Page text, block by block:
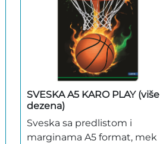
SVESKA A5 KARO PLAY (više
dezena)
Sveska sa predlistom i
marginama A5 format, mek